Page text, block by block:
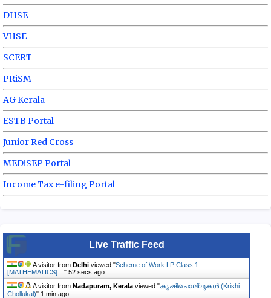
DHSE
VHSE
SCERT
PRiSM
AG Kerala
ESTB Portal
Junior Red Cross
MEDiSEP Portal
Income Tax e-filing Portal
Live Traffic Feed
A visitor from Delhi viewed "Scheme of Work LP Class 1
[MATHEMATICS]… " 53 secs ago
A visitor from Nadapuram, Kerala viewed "കൃഷിചൊല്ലുകൾ (Krishi
Chollukal)" 1 min ago